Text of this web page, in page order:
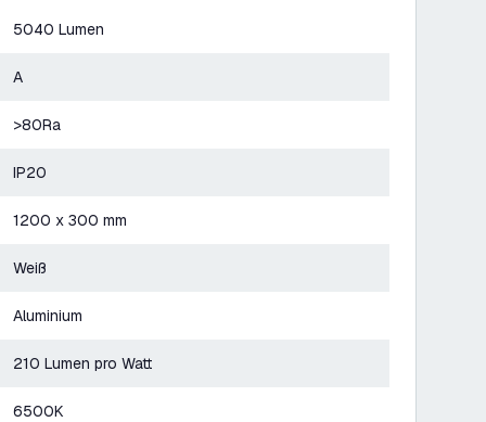
5040 Lumen
A
>80Ra
IP20
1200 x 300 mm
Weiß
Aluminium
210 Lumen pro Watt
6500K